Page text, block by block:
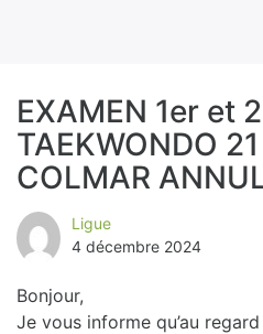
B
l
o
g
EXAMEN 1er et
TAEKWONDO
COLMAR
Ligue
4 décembre 2024
Bonjour,
Je vous informe qu’au